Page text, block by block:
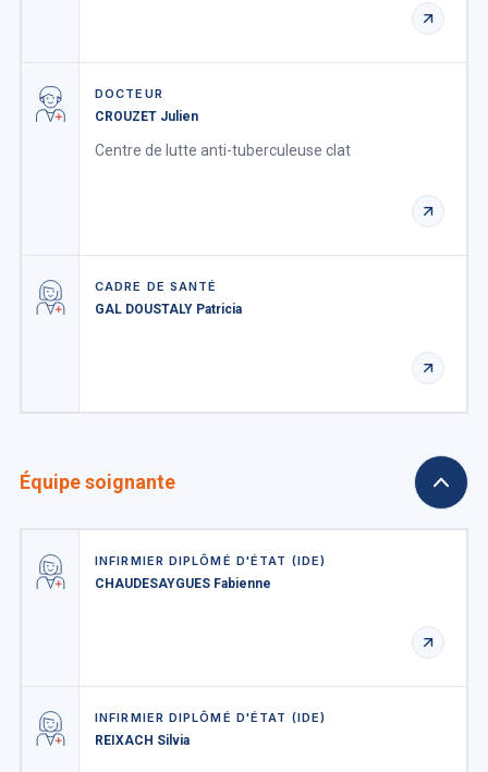
DOCTEUR
CROUZET Julien
Centre de lutte anti-tuberculeuse clat
CADRE DE SANTÉ
GAL DOUSTALY Patricia
Équipe soignante
INFIRMIER DIPLÔMÉ D'ÉTAT (IDE)
CHAUDESAYGUES Fabienne
INFIRMIER DIPLÔMÉ D'ÉTAT (IDE)
REIXACH Silvia